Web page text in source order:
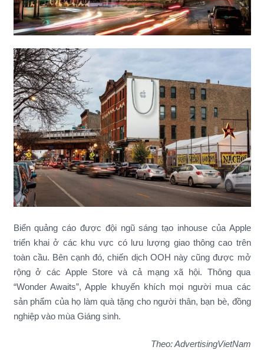
Biển quảng cáo được đội ngũ sáng tạo inhouse của Apple
triển khai ở các khu vực có lưu lượng giao thông cao trên
toàn cầu. Bên cạnh đó, chiến dịch OOH này cũng được mở
rộng ở các Apple Store và cả mạng xã hội. Thông qua
“Wonder Awaits”, Apple khuyến khích mọi người mua các
sản phẩm của họ làm quà tặng cho người thân, bạn bè, đồng
nghiệp vào mùa Giáng sinh.
Theo: AdvertisingVietNam